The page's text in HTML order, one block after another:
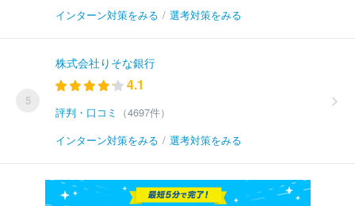
インターン対策をみる / 選考対策をみる
5
株式会社りそな銀行
4.1
評判・口コミ
（4697件）
インターン対策をみる / 選考対策をみる